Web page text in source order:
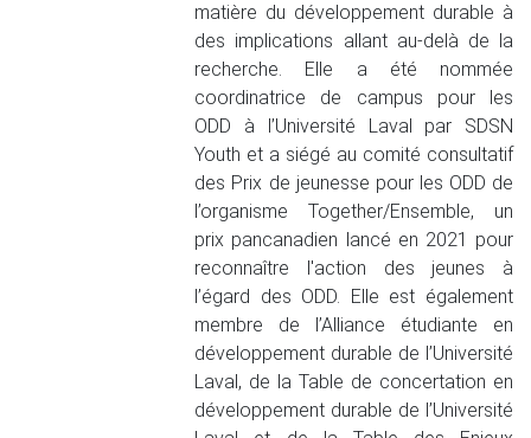
matière du développement durable à
des implications allant au-delà de la
recherche. Elle a été nommée
coordinatrice de campus pour les
ODD à l’Université Laval par SDSN
Youth et a siégé au comité consultatif
des Prix de jeunesse pour les ODD de
l’organisme Together/Ensemble, un
prix pancanadien lancé en 2021 pour
reconnaître l'action des jeunes à
l’égard des ODD. Elle est également
membre de l’Alliance étudiante en
développement durable de l’Université
Laval, de la Table de concertation en
développement durable de l’Université